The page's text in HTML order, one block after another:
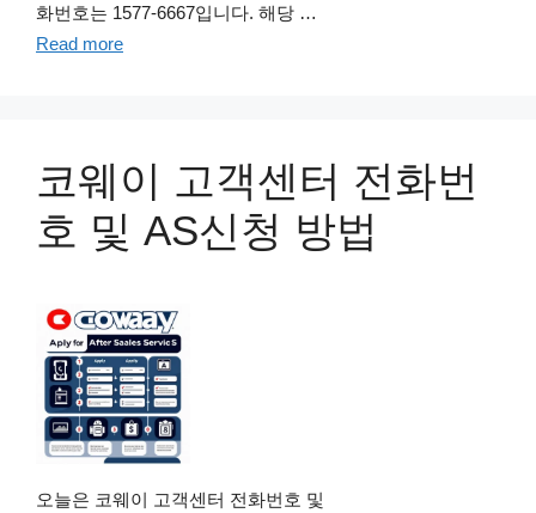
화번호는 1577-6667입니다. 해당 …
Read more
코웨이 고객센터 전화번
호 및 AS신청 방법
오늘은 코웨이 고객센터 전화번호 및